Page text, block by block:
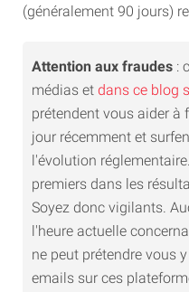
(généralement 90 jours)
Attention aux fraudes :
médias et dans ce blog
prétendent vous aider à
jour récemment et
l'évolution
premiers dans les
Soyez donc vigilants.
l'heure actuelle
ne peut prétendre vous
emails sur ces